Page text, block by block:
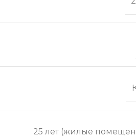
25 лет (жилые